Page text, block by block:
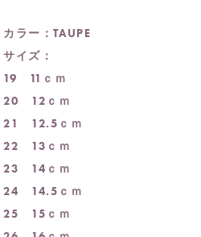
カラー：TAUPE
サイズ：
19 11ｃｍ
20 12ｃｍ
21 12.5ｃｍ
22 13ｃｍ
23 14ｃｍ
24 14.5ｃｍ
25 15ｃｍ